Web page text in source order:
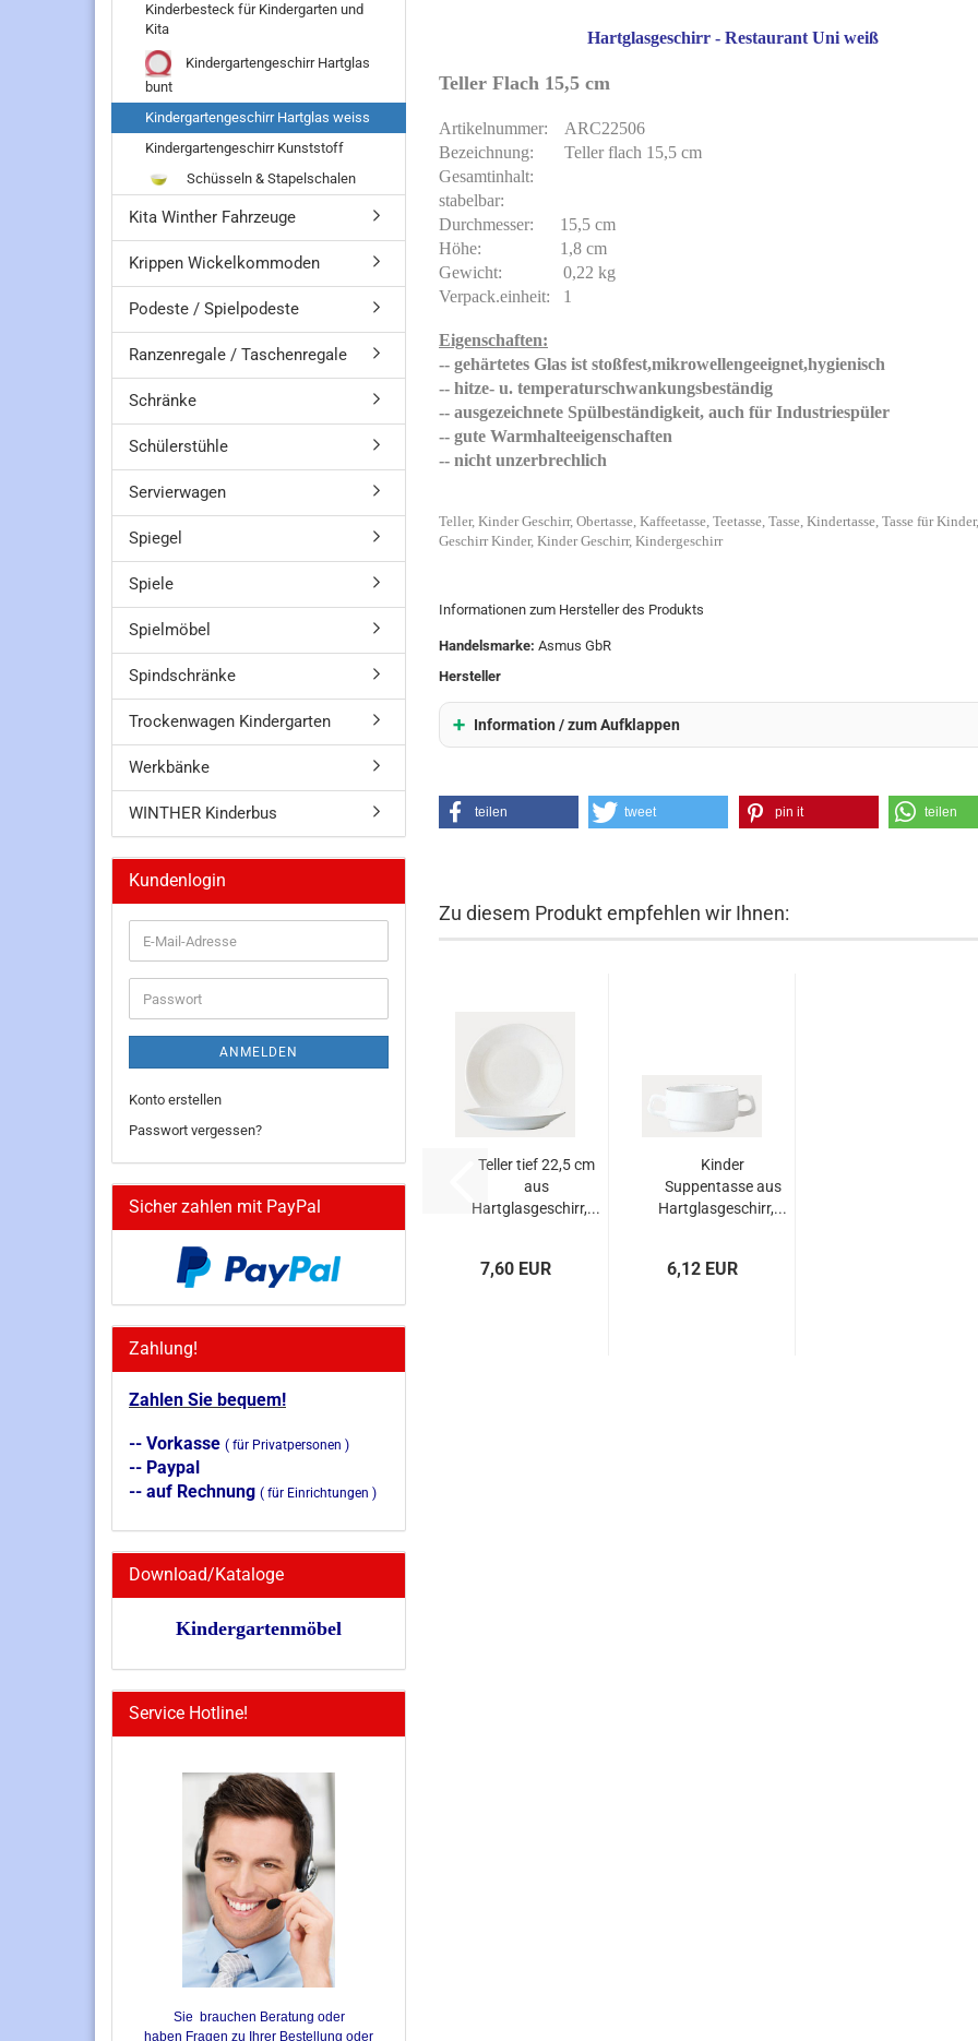
Hartglasgeschirr - Restaurant Uni weiß
Teller Flach 15,5 cm
Artikelnummer: ARC22506
Bezeichnung: Teller flach 15,5 cm
Gesamtinhalt:
stabelbar:
Durchmesser: 15,5 cm
Höhe: 1,8 cm
Gewicht: 0,22 kg
Verpack.einheit: 1
Eigenschaften:
-- gehärtetes Glas ist stoßfest,mikrowellengeeignet,hygienisch
-- hitze- u. temperaturschwankungsbeständig
-- ausgezeichnete Spülbeständigkeit, auch für Industriespüler
-- gute Warmhalteeigenschaften
-- nicht unzerbrechlich
Teller, Kinder Geschirr, Obertasse, Kaffeetasse, Teetasse, Tasse, Kindertasse, Tasse für Kinder,
Geschirr Kinder, Kinder Geschirr, Kindergeschirr
Informationen zum Hersteller des Produkts
Handelsmarke: Asmus GbR
Hersteller
Information / zum Aufklappen
teilen tweet pin it teilen
Zu diesem Produkt empfehlen wir Ihnen:
Teller tief 22,5 cm
aus
Hartglasgeschirr,...
7,60 EUR
Kinder
Suppentasse aus
Hartglasgeschirr,...
6,12 EUR
Kinderbesteck für Kindergarten und
Kita
Kindergartengeschirr Hartglas
bunt
Kindergartengeschirr Hartglas weiss
Kindergartengeschirr Kunststoff
Schüsseln & Stapelschalen
Kita Winther Fahrzeuge
Krippen Wickelkommoden
Podeste / Spielpodeste
Ranzenregale / Taschenregale
Schränke
Schülerstühle
Servierwagen
Spiegel
Spiele
Spielmöbel
Spindschränke
Trockenwagen Kindergarten
Werkbänke
WINTHER Kinderbus
Kundenlogin
E-
Mail-
Adresse
Passwort
ANMELDEN
Konto erstellen
Passwort vergessen?
Sicher zahlen mit PayPal
Zahlung!
Zahlen Sie bequem!
-- Vorkasse ( für Privatpersonen )
-- Paypal
-- auf Rechnung ( für Einrichtungen )
Download/Kataloge
Kindergartenmöbel
Service Hotline!
Sie brauchen Beratung oder
haben Fragen zu Ihrer Bestellung oder